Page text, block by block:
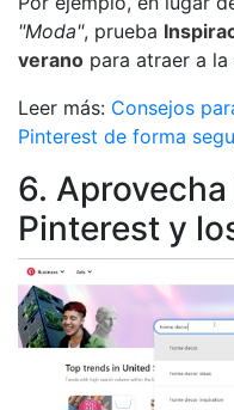
"Moda", prueba
verano para atraer a la
Leer más: Consejos
Pinterest de forma
6.
Pinterest y